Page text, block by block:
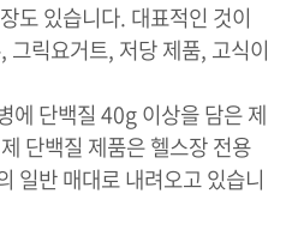
도 있습니다. 대표적인 것이
그릭요거트, 저당 제품, 고식이
에 단백질 40g 이상을 담은 제
단백질 제품은 헬스장 전용
일반 매대로 내려오고 있습니